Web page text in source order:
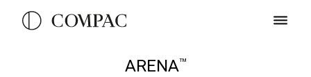
ARENATM